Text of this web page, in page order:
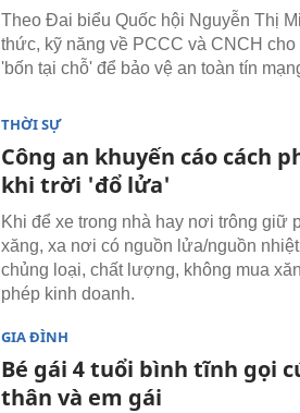
Theo Đai biểu Quốc hội Nguyễn Thị
thức, kỹ năng về PCCC và CNCH
'bốn tại chỗ' để bảo vệ an toàn tín
THỜI SỰ
Công an khuyến cáo cách
khi trời 'đổ lửa'
Khi để xe trong nhà hay nơi trông giữ
xăng, xa nơi có nguồn lửa/nguồn
chủng loại, chất lượng, không mua
phép kinh doanh.
GIA ĐÌNH
Bé gái 4 tuổi bình tĩnh gọi
thân và em gái